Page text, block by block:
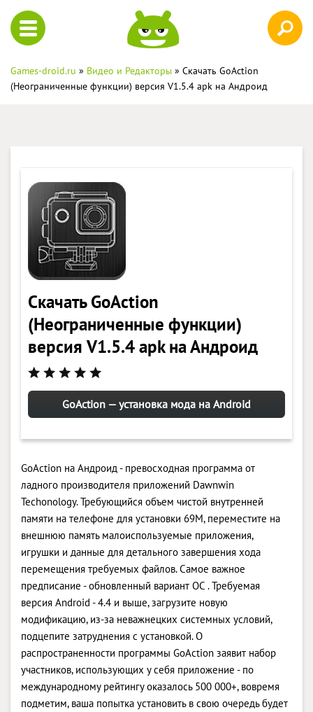
Games-droid.ru » Видео и Редакторы » Скачать GoAction
(Неограниченные функции) версия V1.5.4 apk на Андроид
Скачать GoAction
(Неограниченные функции)
версия V1.5.4 apk на Андроид
GoAction — установка мода на Android
GoAction на Андроид - превосходная программа от
ладного производителя приложений Dawnwin
Techonology. Требующийся объем чистой внутренней
памяти на телефоне для установки 69M, переместите на
внешнюю память малоиспользуемые приложения,
игрушки и данные для детального завершения хода
перемещения требуемых файлов. Самое важное
предписание - обновленный вариант ОС . Требуемая
версия Android - 4.4 и выше, загрузите новую
модификацию, из-за неважнецких системных условий,
подцепите затруднения с установкой. О
распространенности программы GoAction заявит набор
участников, использующих у себя приложение - по
международному рейтингу оказалось 500 000+, вовремя
подметим, ваша попытка установить в свою очередь будет